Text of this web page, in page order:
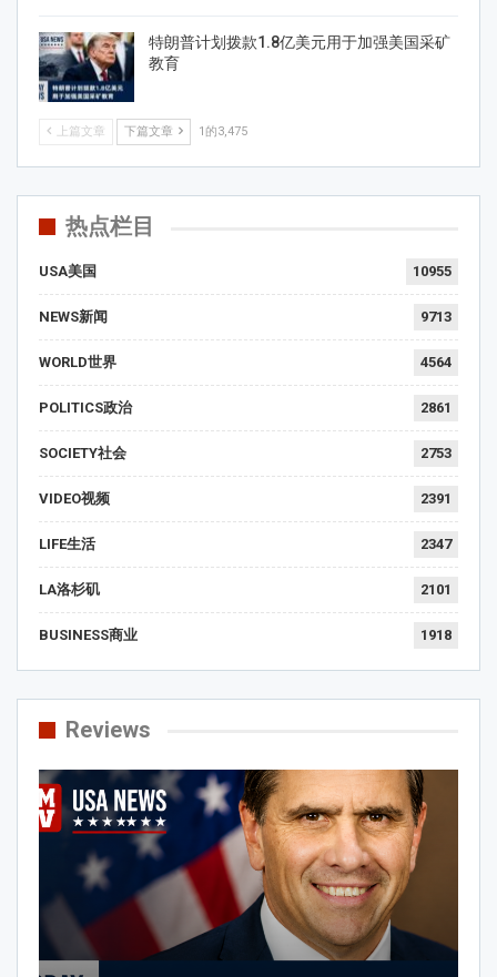
特朗普计划拨款1.8亿美元用于加强美国采矿
教育
上篇文章 下篇文章 1的3,475
热点栏目
USA美国 10955
NEWS新闻 9713
WORLD世界 4564
POLITICS政治 2861
SOCIETY社会 2753
VIDEO视频 2391
LIFE生活 2347
LA洛杉矶 2101
BUSINESS商业 1918
Reviews